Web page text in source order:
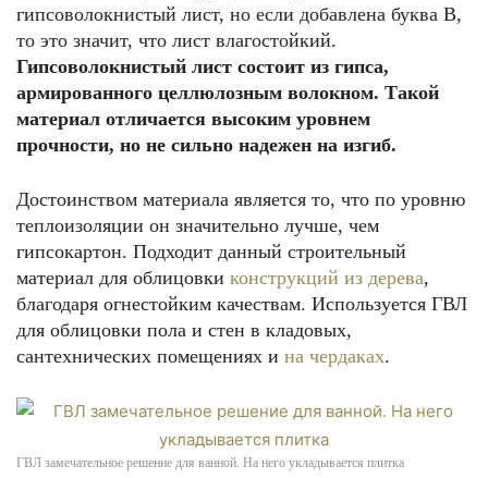
гипсоволокнистый лист, но если добавлена буква В,
то это значит, что лист влагостойкий.
Гипсоволокнистый лист состоит из гипса,
армированного целлюлозным волокном. Такой
материал отличается высоким уровнем
прочности, но не сильно надежен на изгиб.
Достоинством материала является то, что по уровню
теплоизоляции он значительно лучше, чем
гипсокартон. Подходит данный строительный
материал для облицовки конструкций из дерева,
благодаря огнестойким качествам. Используется ГВЛ
для облицовки пола и стен в кладовых,
сантехнических помещениях и на чердаках.
ГВЛ замечательное решение для ванной. На него укладывается плитка